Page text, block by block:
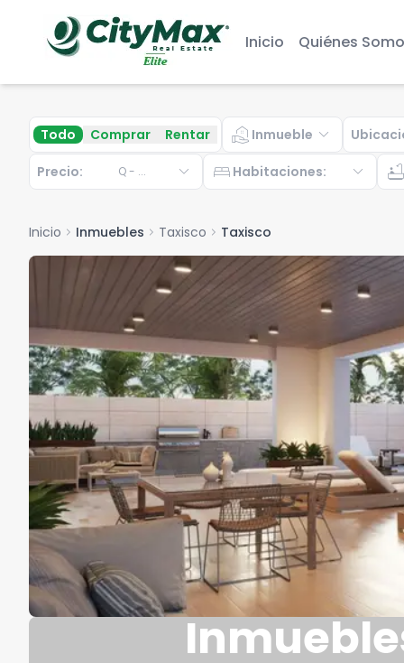
Inicio Quiénes
Todo Comprar Rentar real_estate_agent Inmueble expand_more
Precio: Q - ... expand_more bed Habitaciones: expand_more bathtub
Inicio chevron_right Inmuebles chevron_right Taxisco chevron_right Taxisco